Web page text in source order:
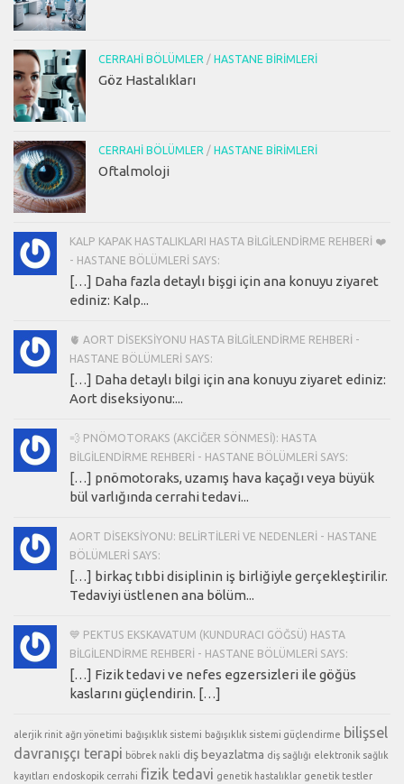
CERRAHI BÖLÜMLER / HASTANE BIRIMLERI
Göz Hastalıkları
CERRAHI BÖLÜMLER / HASTANE BIRIMLERI
Oftalmoloji
KALP KAPAK HASTALIKLARI HASTA BILGILENDIRME REHBERI ❤️
- HASTANE BÖLÜMLERI SAYS:
[…] Daha fazla detaylı bişgi için ana konuyu ziyaret
ediniz: Kalp...
🫀 AORT DISEKSIYONU HASTA BILGILENDIRME REHBERI -
HASTANE BÖLÜMLERI SAYS:
[…] Daha detaylı bilgi için ana konuyu ziyaret ediniz:
Aort diseksiyonu:...
💨 PNÖMOTORAKS (AKCIĞER SÖNMESI): HASTA
BILGILENDIRME REHBERI - HASTANE BÖLÜMLERI SAYS:
[…] pnömotoraks, uzamış hava kaçağı veya büyük
bül varlığında cerrahi tedavi...
AORT DISEKSIYONU: BELIRTILERI VE NEDENLERI - HASTANE
BÖLÜMLERI SAYS:
[…] birkaç tıbbi disiplinin iş birliğiyle gerçekleştirilir.
Tedaviyi üstlenen ana bölüm...
💙 PEKTUS EKSKAVATUM (KUNDURACI GÖĞSÜ) HASTA
BILGILENDIRME REHBERI - HASTANE BÖLÜMLERI SAYS:
[…] Fizik tedavi ve nefes egzersizleri ile göğüs
kaslarını güçlendirin. […]
alerjik rinit ağrı yönetimi bağışıklık sistemi bağışıklık sistemi güçlendirme bilişsel
davranışçı terapi böbrek nakli diş beyazlatma diş sağlığı elektronik sağlık
kayıtları endoskopik cerrahi fizik tedavi genetik hastalıklar genetik testler